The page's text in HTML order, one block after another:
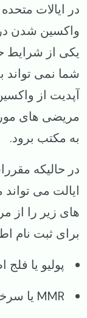
در ایالات
واکسین شدن
یکی از شرایط
شما نمی
آپدیت از
مریضی های
به مکتب برود.
در حالیکه
ایالت می
های زیر را از
برای ثبت نام
پولیو یا فلج